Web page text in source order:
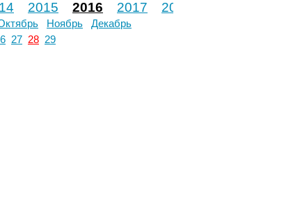
2015 2016 2017 2018
Ноябрь
Декабрь
27 28 29